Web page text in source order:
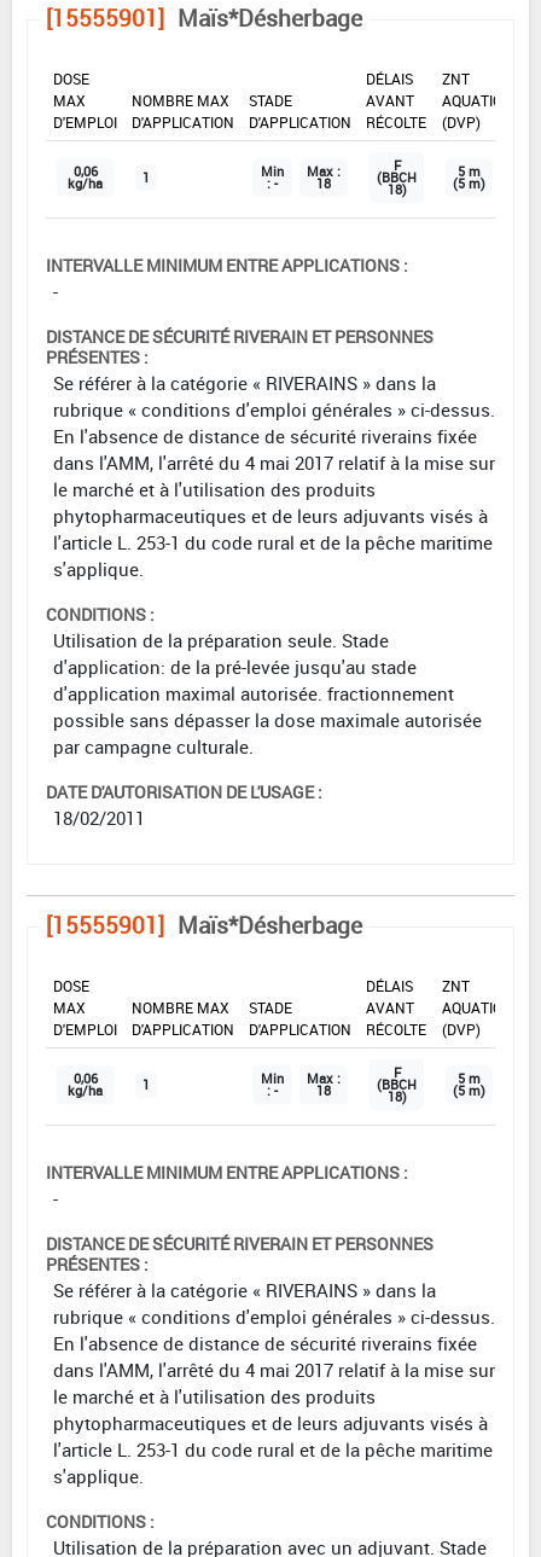
[15555901] Maïs*Désherbage
DOSE
MAX
D'EMPLOI
NOMBRE MAX
D'APPLICATION
STADE
D'APPLICATION
DÉLAIS
AVANT
RÉCOLTE
ZNT
AQUATIQUE
(DVP)
0,06
kg/ha 1 Min
: -
Max :
18
F
(BBCH
18)
5 m
(5 m)
INTERVALLE MINIMUM ENTRE APPLICATIONS :
-
DISTANCE DE SÉCURITÉ RIVERAIN ET PERSONNES
PRÉSENTES :
Se référer à la catégorie « RIVERAINS » dans la
rubrique « conditions d'emploi générales » ci-dessus.
En l'absence de distance de sécurité riverains fixée
dans l'AMM, l'arrêté du 4 mai 2017 relatif à la mise sur
le marché et à l'utilisation des produits
phytopharmaceutiques et de leurs adjuvants visés à
l'article L. 253-1 du code rural et de la pêche maritime
s'applique.
CONDITIONS :
Utilisation de la préparation seule. Stade
d'application: de la pré-levée jusqu'au stade
d'application maximal autorisée. fractionnement
possible sans dépasser la dose maximale autorisée
par campagne culturale.
DATE D'AUTORISATION DE L'USAGE :
18/02/2011
[15555901] Maïs*Désherbage
DOSE
MAX
D'EMPLOI
NOMBRE MAX
D'APPLICATION
STADE
D'APPLICATION
DÉLAIS
AVANT
RÉCOLTE
ZNT
AQUATIQUE
(DVP)
0,06
kg/ha 1 Min
: -
Max :
18
F
(BBCH
18)
5 m
(5 m)
INTERVALLE MINIMUM ENTRE APPLICATIONS :
-
DISTANCE DE SÉCURITÉ RIVERAIN ET PERSONNES
PRÉSENTES :
Se référer à la catégorie « RIVERAINS » dans la
rubrique « conditions d'emploi générales » ci-dessus.
En l'absence de distance de sécurité riverains fixée
dans l'AMM, l'arrêté du 4 mai 2017 relatif à la mise sur
le marché et à l'utilisation des produits
phytopharmaceutiques et de leurs adjuvants visés à
l'article L. 253-1 du code rural et de la pêche maritime
s'applique.
CONDITIONS :
Utilisation de la préparation avec un adjuvant. Stade